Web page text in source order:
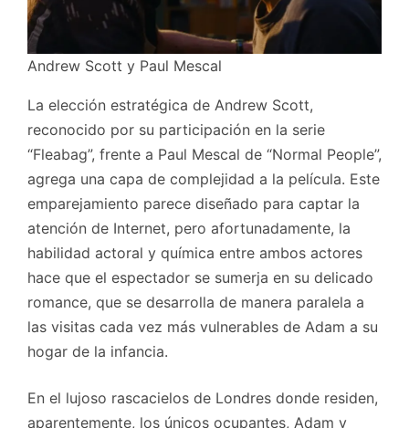
Andrew Scott y Paul Mescal
La elección estratégica de Andrew Scott,
reconocido por su participación en la serie
“Fleabag”, frente a Paul Mescal de “Normal People”,
agrega una capa de complejidad a la película. Este
emparejamiento parece diseñado para captar la
atención de Internet, pero afortunadamente, la
habilidad actoral y química entre ambos actores
hace que el espectador se sumerja en su delicado
romance, que se desarrolla de manera paralela a
las visitas cada vez más vulnerables de Adam a su
hogar de la infancia.
En el lujoso rascacielos de Londres donde residen,
aparentemente, los únicos ocupantes, Adam y